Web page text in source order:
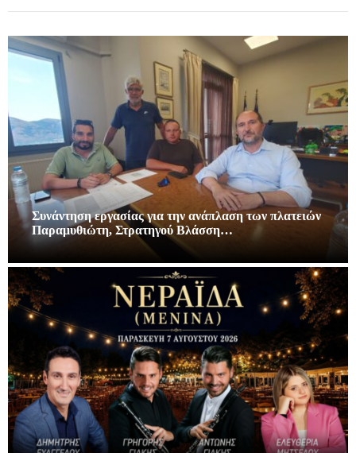
Συνάντηση εργασίας για την ανάπλαση των πλατειών
Παραμυθιώτη, Στρατηγού Βλάσση…